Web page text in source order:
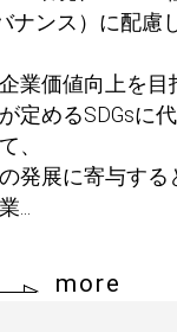
ナンス）に配慮
業価値向上を目
定めるSDGsに
、
発展に寄与する
more